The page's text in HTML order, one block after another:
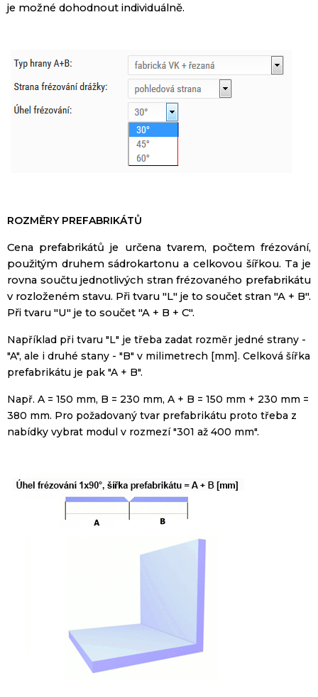
je možné dohodnout individuálně.
ROZMĚRY PREFABRIKÁTŮ
Cena prefabrikátů je určena tvarem, počtem frézování,
použitým druhem sádrokartonu a celkovou šířkou. Ta je
rovna součtu jednotlivých stran frézovaného prefabrikátu
v rozloženém stavu. Při tvaru "L" je to součet stran "A + B".
Při tvaru "U" je to součet "A + B + C".
Například při tvaru "L" je třeba zadat rozměr jedné strany -
"A", ale i druhé stany - "B" v milimetrech [mm]. Celková šířka
prefabrikátu je pak "A + B".
Např. A = 150 mm, B = 230 mm, A + B = 150 mm + 230 mm =
380 mm. Pro požadovaný tvar prefabrikátu proto třeba z
nabídky vybrat modul v rozmezí "301 až 400 mm".